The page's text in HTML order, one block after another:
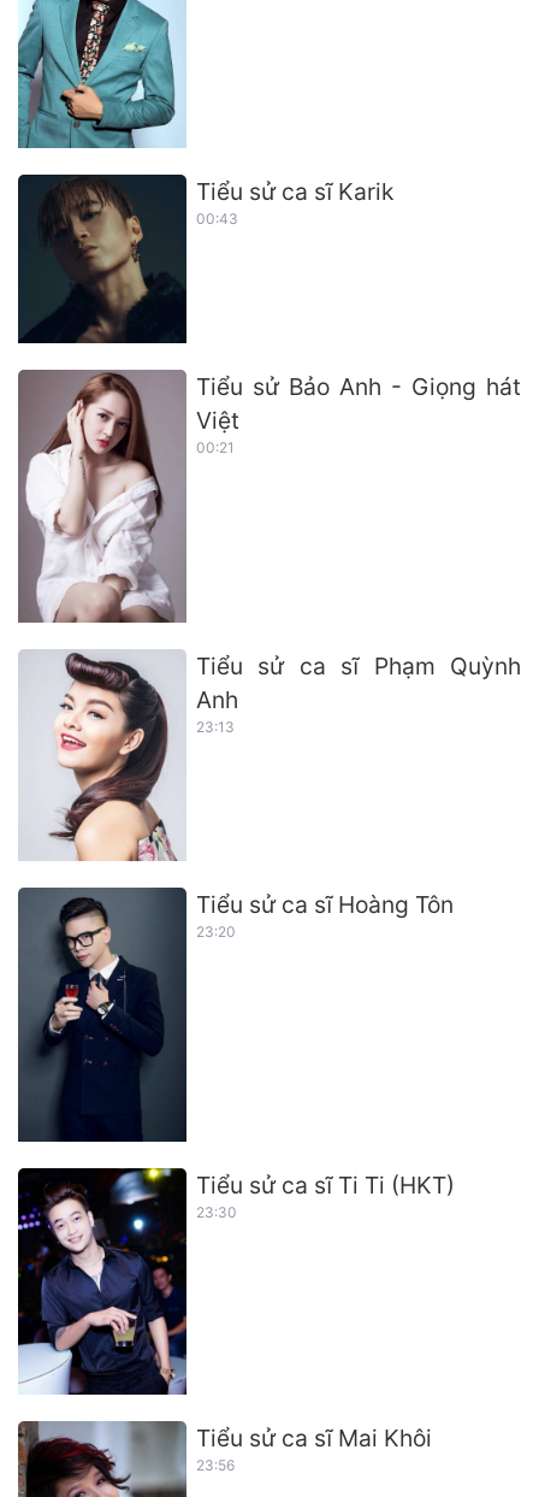
Tiểu sử ca sĩ Karik
00:43
Tiểu sử Bảo Anh - Giọng hát
Việt
00:21
Tiểu sử ca sĩ Phạm Quỳnh
Anh
23:13
Tiểu sử ca sĩ Hoàng Tôn
23:20
Tiểu sử ca sĩ Ti Ti (HKT)
23:30
Tiểu sử ca sĩ Mai Khôi
23:56